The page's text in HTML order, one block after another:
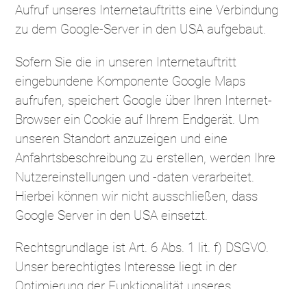
Aufruf unseres Internetauftritts eine Verbindung
zu dem Google-Server in den USA aufgebaut.
Sofern Sie die in unseren Internetauftritt
eingebundene Komponente Google Maps
aufrufen, speichert Google über Ihren Internet-
Browser ein Cookie auf Ihrem Endgerät. Um
unseren Standort anzuzeigen und eine
Anfahrtsbeschreibung zu erstellen, werden Ihre
Nutzereinstellungen und -daten verarbeitet.
Hierbei können wir nicht ausschließen, dass
Google Server in den USA einsetzt.
Rechtsgrundlage ist Art. 6 Abs. 1 lit. f) DSGVO.
Unser berechtigtes Interesse liegt in der
Optimierung der Funktionalität unseres